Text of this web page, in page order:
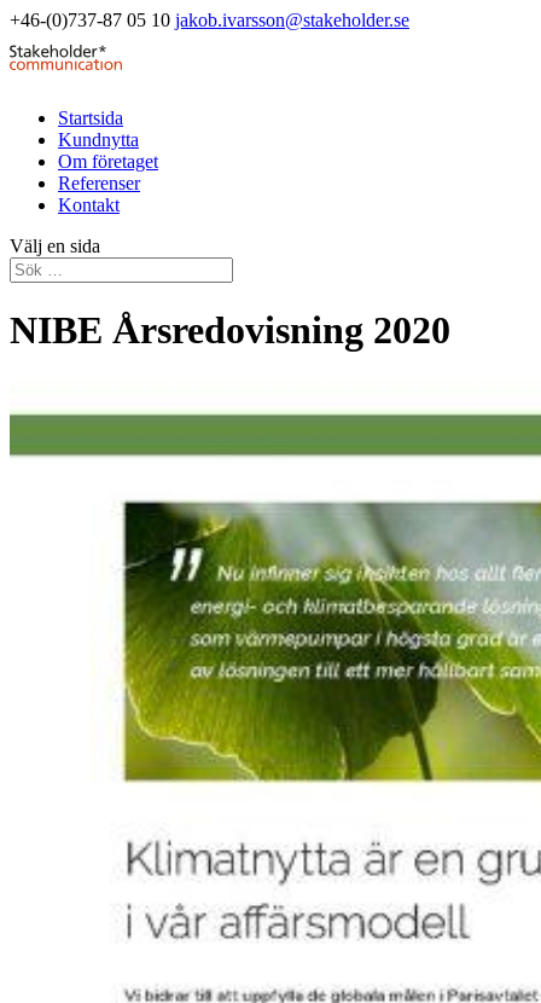
+46-(0)737-87 05 10 jakob.ivarsson@stakeholder.se
Startsida
Kundnytta
Om företaget
Referenser
Kontakt
Välj en sida
NIBE Årsredovisning 2020